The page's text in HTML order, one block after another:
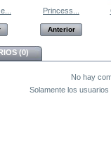
Princess...
Anterior
(0)
No hay
Solamente los